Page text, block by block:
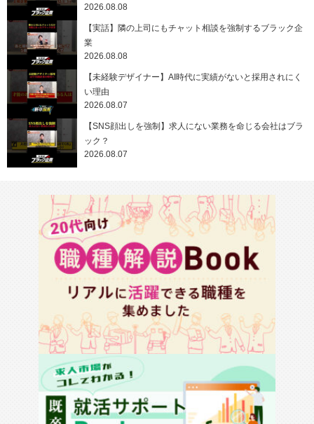
2026.08.08
【実話】隣の上司にもチャット相談を強制するブラック企
業
2026.08.08
【未経験デザイナー】AI時代に実績がないと採用されにく
い理由
2026.08.07
【SNS顔出しを強制】求人にない業務を命じる会社はブラ
ック？
2026.08.07